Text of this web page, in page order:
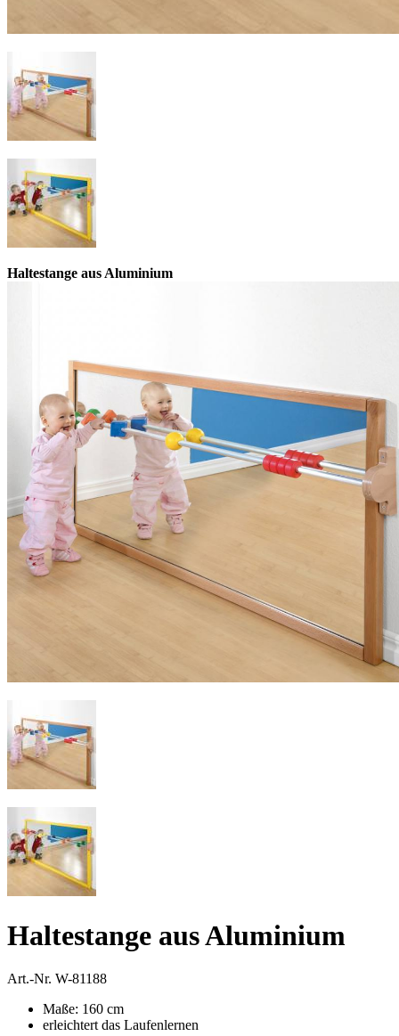
Haltestange aus Aluminium
Haltestange aus Aluminium
Art.-Nr. W-81188
Maße: 160 cm
erleichtert das Laufenlernen